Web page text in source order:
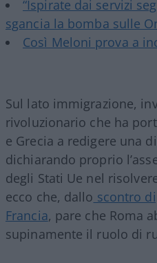
“Ispirate dai servizi
sgancia la bomba sulle
Così Meloni prova a
Sul lato immigrazione,
rivoluzionario che ha
e Grecia a redigere una
dichiarando proprio
degli Stati Ue nel
ecco che, dallo scontro
Francia, pare che Roma
supinamente il ruolo di